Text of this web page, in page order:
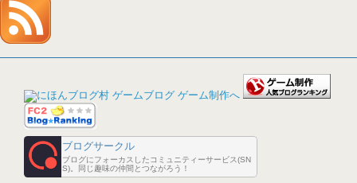
ブログサークル
ブログにフォーカスしたコミュニティーサービス(SN
S)。同じ趣味の仲間とつながろう！